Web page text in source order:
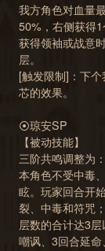
我方角色对血量
50%，右侧获得
获得领袖或战意
层。
[触发限制]：下
芯的效果。
⦿琼安SP
【被动技能】
三阶共鸣调整为：
本角色不受中毒
眩。玩家回合开
裂、中毒和符咒
层数的合计达3
嘲讽、3回合延命